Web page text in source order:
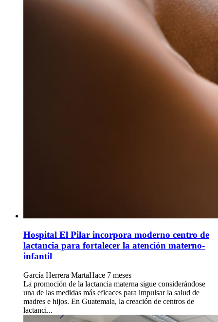
Hospital El Pilar incorpora moderno centro de
lactancia para fortalecer la atención materno-
infantil
García Herrera MartaHace 7 meses
La promoción de la lactancia materna sigue considerándose
una de las medidas más eficaces para impulsar la salud de
madres e hijos. En Guatemala, la creación de centros de
lactanci...